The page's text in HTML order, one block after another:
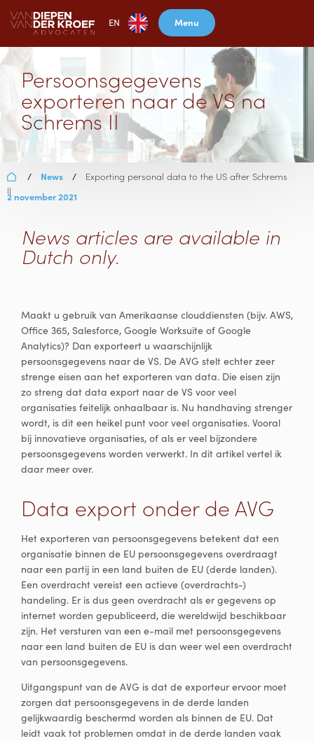
EN Menu
Persoonsgegevens
exporteren naar de VS na
Schrems II
/ News /
Exporting personal data to the US after Schrems
II
2 november 2021
News articles are available in
Dutch only.
Maakt u gebruik van Amerikaanse clouddiensten (bijv. AWS,
Office 365, Salesforce, Google Worksuite of Google
Analytics)? Dan exporteert u waarschijnlijk
persoonsgegevens naar de VS. De AVG stelt echter zeer
strenge eisen aan het exporteren van data. Die eisen zijn
zo streng dat data export naar de VS voor veel
organisaties feitelijk onhaalbaar is. Nu handhaving strenger
wordt, is dit een heikel punt voor veel organisaties. Vooral
bij innovatieve organisaties, of als er veel bijzondere
persoonsgegevens worden verwerkt. In dit artikel vertel ik
daar meer over.
Data export onder de AVG
Het exporteren van persoonsgegevens betekent dat een
organisatie binnen de EU persoonsgegevens overdraagt
naar een partij in een land buiten de EU (derde landen).
Een overdracht vereist een actieve (overdrachts-)
handeling. Er is dus geen overdracht als er gegevens op
internet worden gepubliceerd, die wereldwijd beschikbaar
zijn. Het versturen van een e-mail met persoonsgegevens
naar een land buiten de EU is dan weer wel een overdracht
van persoonsgegevens.
Uitgangspunt van de AVG is dat de exporteur ervoor moet
zorgen dat persoonsgegevens in de derde landen
gelijkwaardig beschermd worden als binnen de EU. Dat
leidt vaak tot problemen omdat in de derde landen vaak